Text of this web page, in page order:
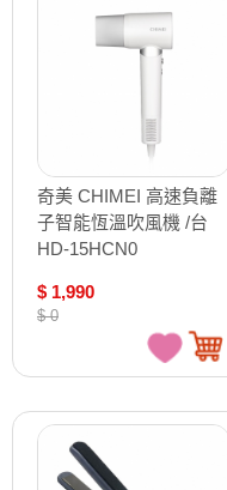
奇美 CHIMEI 高速負離
子智能恆溫吹風機 /台
HD-15HCN0
$ 1,990
$ 0